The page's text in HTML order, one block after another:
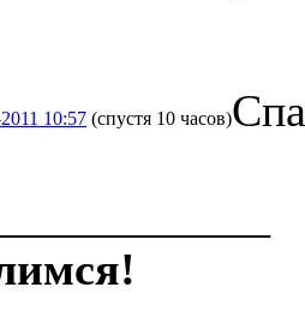
10:57 (спустя 10 часов)